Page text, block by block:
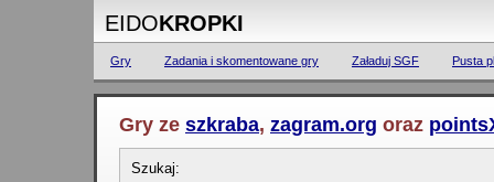
EIDOKROPKI
Gry Zadania i skomentowane gry Załaduj SGF Pusta
Gry ze szkraba, zagram.org oraz
Szukaj: